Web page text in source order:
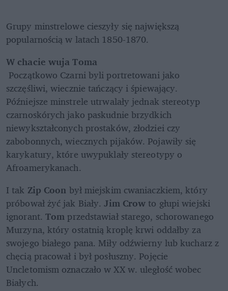
Grupy minstrelowe cieszyły się największą
popularnością w latach 1850-1870.
W chacie wuja Toma
Początkowo Czarni byli portretowani jako
szczęśliwi, wiecznie tańczący i śpiewający.
Późniejsze minstrele utrwalały jednak stereotyp
czarnoskórych jako paskudnie brzydkich
niewykształconych prostaków, złodziei czy
zabobonnych, wiecznych pijaków. Pojawiły się
karykatury, które uwypuklały stereotypy o
Afroamerykanach.
I tak Zip Coon był miejskim cwaniaczkiem, który
próbował żyć jak Biały. Jim Crow to głupi wiejski
ignorant. Tom przedstawiał starego, schorowanego
Murzyna, który ostatnią kroplę krwi oddałby za
swojego białego pana. Miły odźwierny lub kucharz z
chęcią pracował i był posłuszny. Pojęcie
Uncletomism oznaczało w XX w. uległość wobec
Białych.